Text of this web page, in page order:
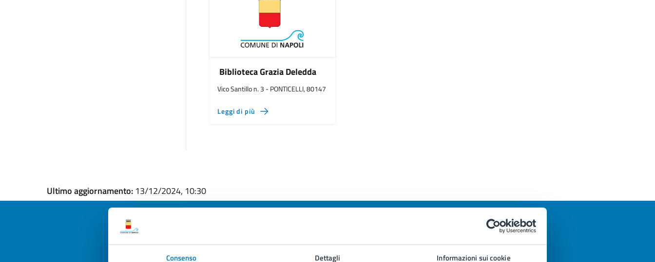
Consenso Dettagli Informazioni sui cookie
Biblioteca Grazia Deledda
Vico Santillo n. 3 - PONTICELLI, 80147
Leggi di più
Ultimo aggiornamento: 13/12/2024, 10:30